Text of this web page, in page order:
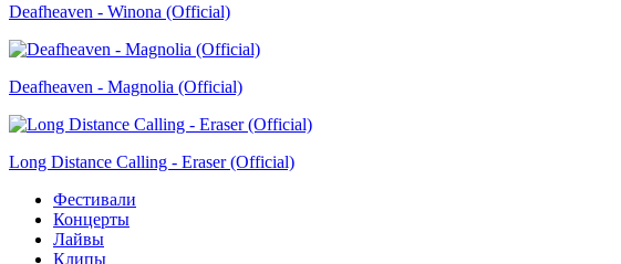
Deafheaven - Winona (Official)
Deafheaven - Magnolia (Official)
Long Distance Calling - Eraser (Official)
Фестивали
Концерты
Лайвы
Клипы